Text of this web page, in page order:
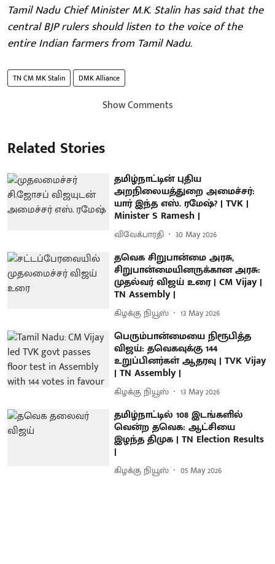
Tamil Nadu Chief Minister M.K. Stalin has said that the
central BJP rulers should listen to the voice of the
entire Indian farmers from Tamil Nadu.
TN CM MK Stalin DMK Alliance
Show Comments
Related Stories
தமிழ்நாட்டின் புதிய
அறநிலையத்துறை அமைச்சர்:
யார் இந்த எஸ். ரமேஷ்? | TVK |
Minister S Ramesh |
விவேக்பாரதி 30 May 2026
தவெக சிறுபான்மை அரசு,
சிறுபான்மையினருக்கான அரசு:
முதல்வர் விஜய் உரை | CM Vijay |
TN Assembly |
கிழக்கு நியூஸ் 13 May 2026
பெரும்பான்மையை நிரூபித்த
விஜய்: தவெகவுக்கு 144
உறுப்பினர்கள் ஆதரவு | TVK Vijay
| TN Assembly |
கிழக்கு நியூஸ் 13 May 2026
தமிழ்நாட்டில் 108 இடங்களில்
வென்ற தவெக: ஆட்சியை
இழந்த திமுக | TN Election Results
|
கிழக்கு நியூஸ் 05 May 2026